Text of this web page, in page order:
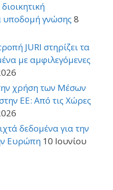
υποδομή γνώσης 8
JURI στηρίζει τα
με αμφιλεγόμενες
χρήση των Μέσων
ΕΕ: Από τις Χώρες
δεδομένα για την
Ευρώπη 10 Ιουνίου